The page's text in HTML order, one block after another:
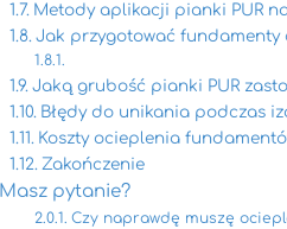
Metody aplikacji pianki PUR
Jak przygotować fundamenty
Jaką grubość pianki PUR
Błędy do unikania podczas
Koszty ocieplenia
Zakończenie
Masz pytanie?
Czy naprawdę muszę